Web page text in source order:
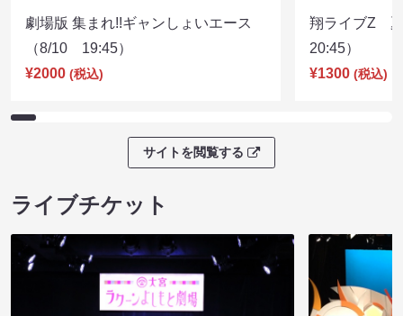
劇場版 集まれ!!ギャンしょいエース
（8/10 19:45）
¥2000 (税込)
翔ライブZ
20:45）
¥1300 (税込)
サイトを閲覧する
ライブチケット